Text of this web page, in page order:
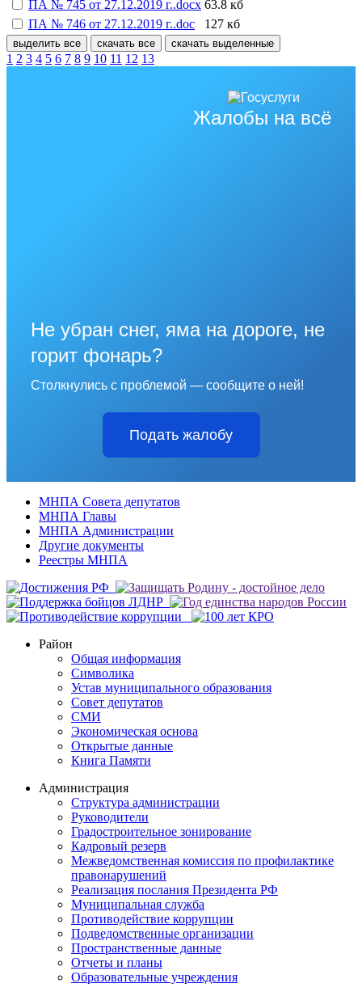
ПА № 745 от 27.12.2019 г..docx 63.8 кб
ПА № 746 от 27.12.2019 г..doc
127 кб
выделить все скачать все скачать выделенные
1 2 3 4 5 6 7 8 9 10 11 12 13
Жалобы на всё
Не убран снег, яма на дороге, не
горит фонарь?
Столкнулись с проблемой — сообщите о ней!
Подать жалобу
МНПА Совета депутатов
МНПА Главы
МНПА Администрации
Другие документы
Реестры МНПА
Район
Общая информация
Символика
Устав муниципального образования
Совет депутатов
СМИ
Экономическая основа
Открытые данные
Книга Памяти
Администрация
Структура администрации
Руководители
Градостроительное зонирование
Кадровый резерв
Межведомственная комиссия по профилактике
правонарушений
Реализация послания Президента РФ
Муниципальная служба
Противодействие коррупции
Подведомственные организации
Пространственные данные
Отчеты и планы
Образовательные учреждения